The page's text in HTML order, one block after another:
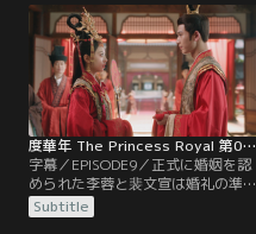
中、姉である李蓉の指示で1人で九
廬山を訪ねた李川は、秦臨に会うた
めに辛抱強く待っていた。すると、
前の人生よりも早く秦真真に出会
い…。
度華年 The Princess Royal 第09話／字幕
字幕／EPISODE9／正式に婚姻を認
められた李蓉と裴文宣は婚礼の準備
に追われていた。李蓉を喜ばせよう
と考えた裴文宣は、介添え役を蘇容
Subtitle